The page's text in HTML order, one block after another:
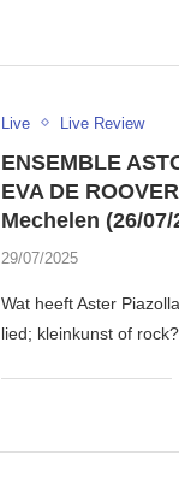
Live Live Review
ENSEMBLE
EVA DE
Mechelen (26/07/
29/07/2025
Wat heeft Aster
lied; kleinkunst of